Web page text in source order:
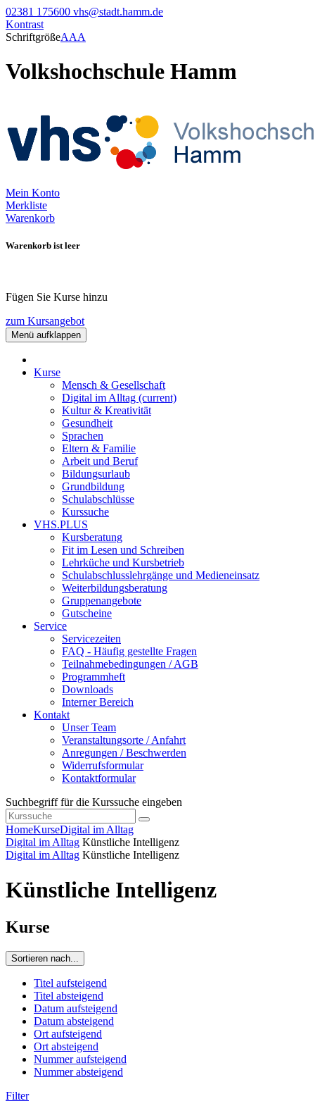
02381 175600 vhs@stadt.hamm.de
Kontrast
SchriftgrößeAAA
Volkshochschule Hamm
Mein Konto
Merkliste
Warenkorb
Warenkorb ist leer
Fügen Sie Kurse hinzu
zum Kursangebot
Menü aufklappen
Kurse
Mensch & Gesellschaft
Digital im Alltag (current)
Kultur & Kreativität
Gesundheit
Sprachen
Eltern & Familie
Arbeit und Beruf
Bildungsurlaub
Grundbildung
Schulabschlüsse
Kurssuche
VHS.PLUS
Kursberatung
Fit im Lesen und Schreiben
Lehrküche und Kursbetrieb
Schulabschlusslehrgänge und Medieneinsatz
Weiterbildungsberatung
Gruppenangebote
Gutscheine
Service
Servicezeiten
FAQ - Häufig gestellte Fragen
Teilnahmebedingungen / AGB
Programmheft
Downloads
Interner Bereich
Kontakt
Unser Team
Veranstaltungsorte / Anfahrt
Anregungen / Beschwerden
Widerrufsformular
Kontaktformular
Suchbegriff für die Kurssuche eingeben
HomeKurseDigital im Alltag
Digital im Alltag Künstliche Intelligenz
Digital im Alltag Künstliche Intelligenz
Künstliche Intelligenz
Kurse
Sortieren nach...
Titel aufsteigend
Titel absteigend
Datum aufsteigend
Datum absteigend
Ort aufsteigend
Ort absteigend
Nummer aufsteigend
Nummer absteigend
Filter